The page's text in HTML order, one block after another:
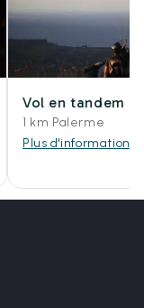
Vol en tandem
1 km Palerme
Plus d'informations